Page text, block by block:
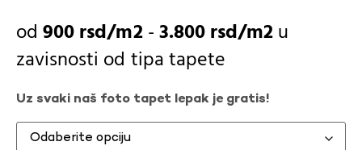
900rsd -3.800rsd
u
zavisnosti od tipa tapete
Uz svaki naš foto tapet lepak je gratis!